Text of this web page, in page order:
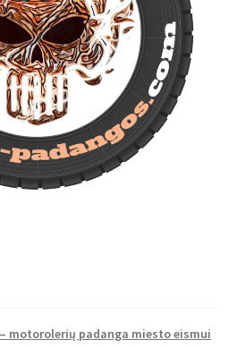
motorolerių padanga miesto eismui